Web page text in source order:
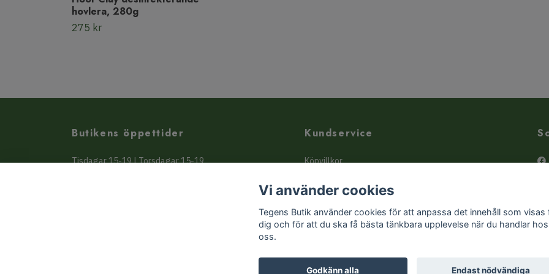
hovlera, 280g
275 kr
Butikens öppettider
Tisdagar 15-19 | Torsdagar 15-19
Kundservice
Köpvillkor
Butiken - hitta hit!
Liten örtguide
Vi använder cookies
Tegens Butik använder cookies för att anpassa det innehåll som visas
dig och för att du ska få bästa tänkbara upplevelse när du handlar hos
oss.
Godkänn alla Endast nödvändiga